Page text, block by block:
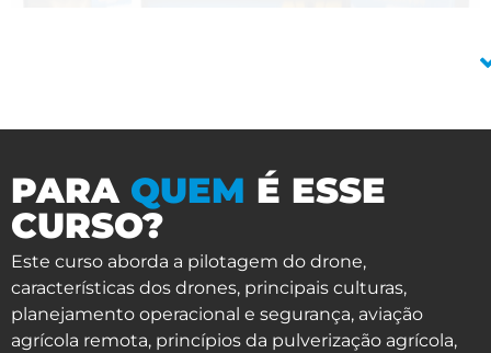
PARA QUEM É ESSE
CURSO?
Este curso aborda a pilotagem do drone,
características dos drones, principais culturas,
planejamento operacional e segurança, aviação
agrícola remota, princípios da pulverização agrícola,